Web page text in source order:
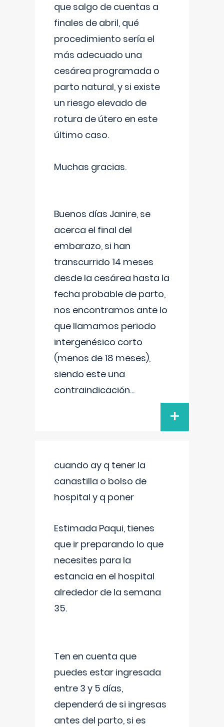
que salgo de cuentas a
finales de abril, qué
procedimiento sería el
más adecuado una
cesárea programada o
parto natural, y si existe
un riesgo elevado de
rotura de útero en este
último caso.
Muchas gracias.
Buenos días Janire, se
acerca el final del
embarazo, si han
transcurrido 14 meses
desde la cesárea hasta la
fecha probable de parto,
nos encontramos ante lo
que llamamos periodo
intergenésico corto
(menos de 18 meses),
siendo este una
contraindicación...
+
cuando ay q tener la
canastilla o bolso de
hospital y q poner
Estimada Paqui, tienes
que ir preparando lo que
necesites para la
estancia en el hospital
alrededor de la semana
35.
Ten en cuenta que
puedes estar ingresada
entre 3 y 5 días,
dependerá de si ingresas
antes del parto, si es